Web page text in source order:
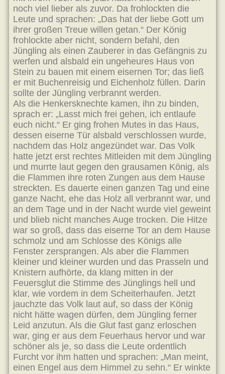
noch viel lieber als zuvor. Da frohlockten die
Leute und sprachen: „Das hat der liebe Gott um
ihrer großen Treue willen getan.“ Der König
frohlockte aber nicht, sondern befahl, den
Jüngling als einen Zauberer in das Gefängnis zu
werfen und alsbald ein ungeheures Haus von
Stein zu bauen mit einem eisernen Tor; das ließ
er mit Buchenreisig und Eichenholz füllen. Darin
sollte der Jüngling verbrannt werden.
Als die Henkersknechte kamen, ihn zu binden,
sprach er: „Lasst mich frei gehen, ich entlaufe
euch nicht.“ Er ging frohen Mutes in das Haus,
dessen eiserne Tür alsbald verschlossen wurde,
nachdem das Holz angezündet war. Das Volk
hatte jetzt erst rechtes Mitleiden mit dem Jüngling
und murrte laut gegen den grausamen König, als
die Flammen ihre roten Zungen aus dem Hause
streckten. Es dauerte einen ganzen Tag und eine
ganze Nacht, ehe das Holz all verbrannt war, und
an dem Tage und in der Nacht wurde viel geweint
und blieb nicht manches Auge trocken. Die Hitze
war so groß, dass das eiserne Tor an dem Hause
schmolz und am Schlosse des Königs alle
Fenster zersprangen. Als aber die Flammen
kleiner und kleiner wurden und das Prasseln und
Knistern aufhörte, da klang mitten in der
Feuersglut die Stimme des Jünglings hell und
klar, wie vordem in dem Scheiterhaufen. Jetzt
jauchzte das Volk laut auf, so dass der König
nicht hätte wagen dürfen, dem Jüngling ferner
Leid anzutun. Als die Glut fast ganz erloschen
war, ging er aus dem Feuerhaus hervor und war
schöner als je, so dass die Leute ordentlich
Furcht vor ihm hatten und sprachen: „Man meint,
einen Engel aus dem Himmel zu sehn.“ Er winkte